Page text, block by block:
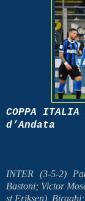
COPPA
d’Andata
INTER (3-5-2)
Bastoni; Victor
st Eriksen),